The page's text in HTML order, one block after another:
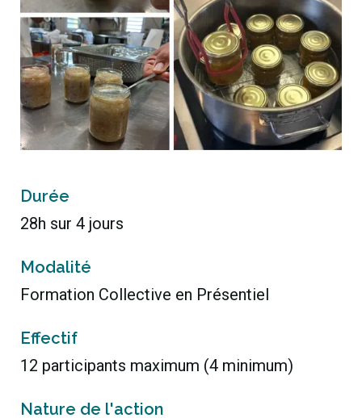
Durée
28h sur 4 jours
Modalité
Formation Collective en Présentiel
Effectif
12 participants maximum (4 minimum)
Nature de l'action